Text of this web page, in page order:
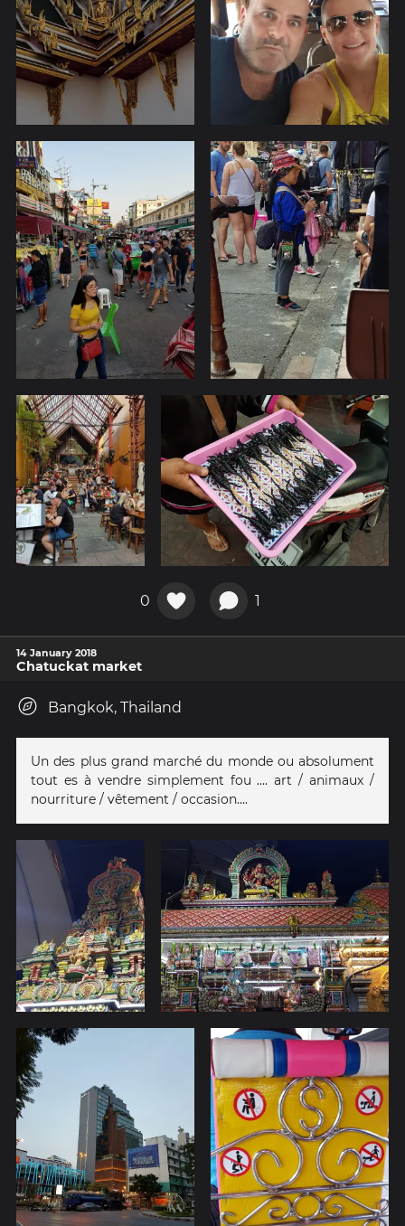
0 1
14 January 2018
Chatuckat market
Bangkok, Thailand
Un des plus grand marché du monde ou absolument
tout es à vendre simplement fou .... art / animaux /
nourriture / vêtement / occasion....